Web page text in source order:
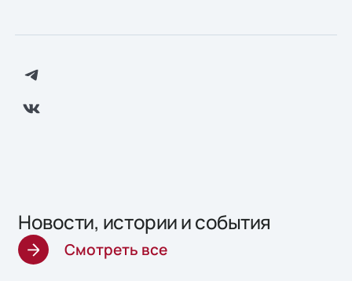
Новости, истории и события
Смотреть все